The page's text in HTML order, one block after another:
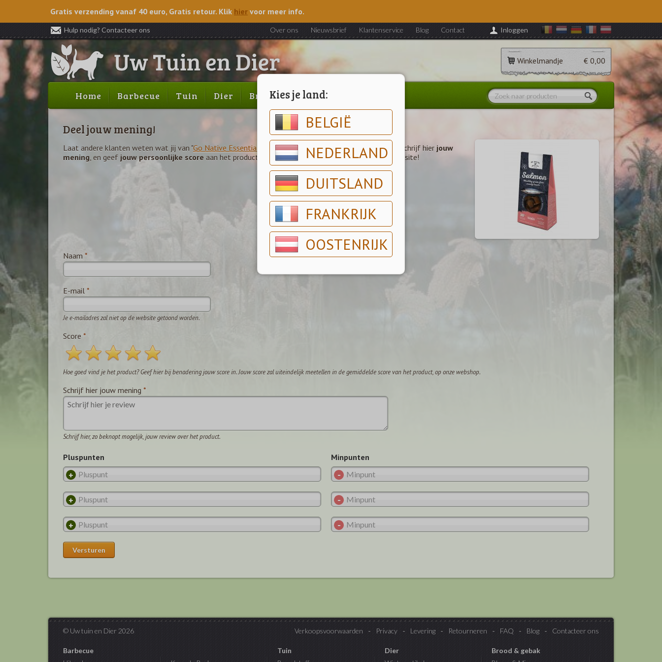
Kies je land:
BELGIË
NEDERLAND
DUITSLAND
FRANKRIJK
OOSTENRIJK
Gratis verzending vanaf 40 euro, Gratis retour. Klik hier voor meer info.
Hulp nodig? Contacteer ons Over ons Nieuwsbrief Klantenservice Blog Contact Inloggen
Winkelmandje € 0,00
Home Barbecue Tuin Dier Brood & gebak
Deel jouw mening!
Laat andere klanten weten wat jij van "Go Native Essentials Hondensnoepjes met Zalm 100gr" vindt. Schrijf hier jouw
mening, en geef jouw persoonlijke score aan het product: wij publiceren het met plezier op onze website!
Naam *
E-mail *
Je e-mailadres zal niet op de website getoond worden.
Score *
Hoe goed vind je het product? Geef hier bij benadering jouw score in. Jouw score zal uiteindelijk meetellen in de gemiddelde score van het product, op onze webshop.
Schrijf hier jouw mening *
Schrijf hier, zo beknopt mogelijk, jouw review over het product.
Pluspunten Minpunten
© Uw tuin en Dier 2026 Verkoopsvoorwaarden Privacy Levering Retourneren FAQ Blog Contacteer ons
Barbecue
Tuin
Dier
Brood & gebak